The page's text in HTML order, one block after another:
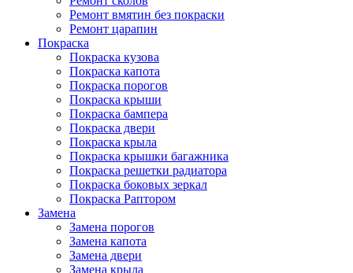
Ремонт вмятин без покраски
Ремонт царапин
Покраска
Покраска кузова
Покраска капота
Покраска порогов
Покраска крыши
Покраска бампера
Покраска двери
Покраска крыла
Покраска крышки багажника
Покраска решетки радиатора
Покраска боковых зеркал
Покраска Раптором
Замена
Замена порогов
Замена капота
Замена двери
Замена крыла